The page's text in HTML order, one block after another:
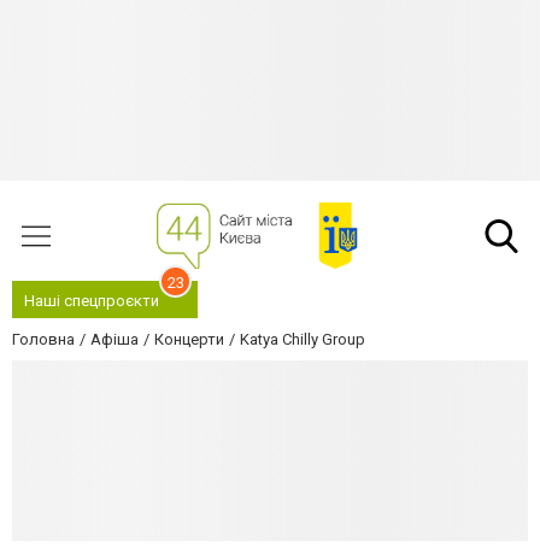
Наші спецпроєкти
23
Головна Афіша Концерти Katya Chilly Group